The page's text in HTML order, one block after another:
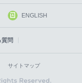
質問
ENGLISH
サイトマップ